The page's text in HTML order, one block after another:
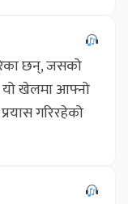
छन्, जसको
यो खेलमा आफ्नो
गरिरहेको